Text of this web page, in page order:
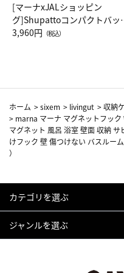
[マーナxJALショッピン
グ]Shupattoコンパクトバッ
Drop JAL客室乗務員（LC）ス
3,960円 （税込）
ホーム >sixem > livingut >収納
> marna マーナ マグネットフッ
マグネット 風呂 浴室 壁面 収納
けフック 壁 傷つけない バスルー
）
カテゴリを選ぶ
ジャンルを選ぶ